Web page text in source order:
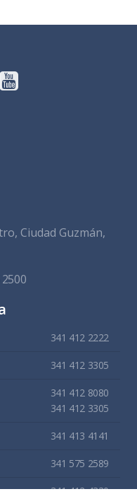
Ciudad Guzmán,
341 412 2222
341 412 3305
341 412 8080
341 412 3305
341 413 4141
341 575 2589
341 412 4330